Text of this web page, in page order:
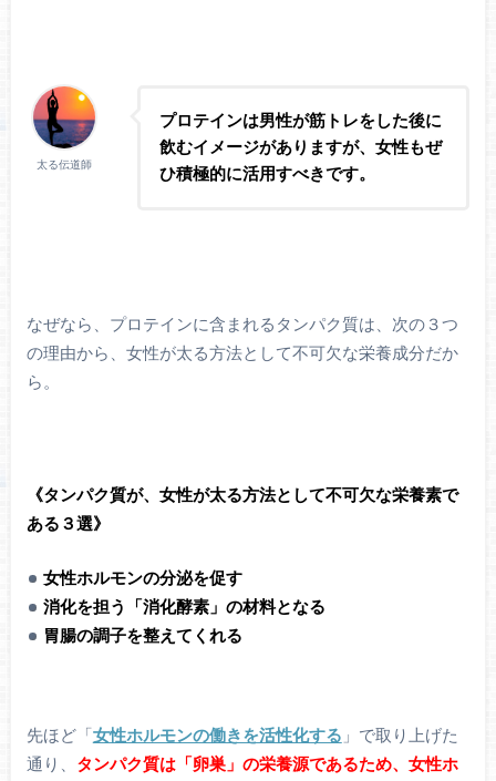
太る伝道師
プロテインは男性が筋トレをした後に
飲むイメージがありますが、女性もぜ
ひ積極的に活用すべきです。
なぜなら、プロテインに含まれるタンパク質は、次の３つ
の理由から、女性が太る方法として不可欠な栄養成分だか
ら。
《タンパク質が、女性が太る方法として不可欠な栄養素で
ある３選》
女性ホルモンの分泌を促す
消化を担う「消化酵素」の材料となる
胃腸の調子を整えてくれる
先ほど「女性ホルモンの働きを活性化する 」で取り上げた
通り、 タンパク質は「卵巣」の栄養源であるため、女性ホ